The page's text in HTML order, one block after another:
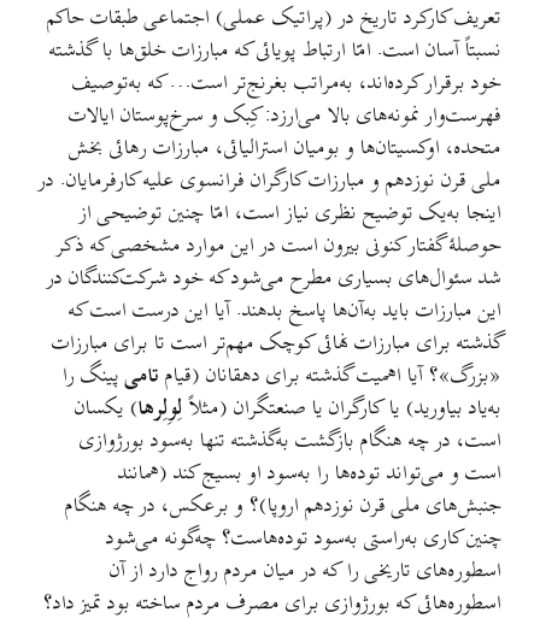
تعریف کارکرد تاریخ در (پراتیک عملی) اجتماعی طبقات حاکم
نسبتاً آسان است. امّا ارتباط پویائی که مبارزات خلق‌ها با گذشته
خود برقرار کرده‌اند، به‌مراتب بغرنج‌تر است… که به‌توصیف
فهرست‌وار نمونه‌های بالا می‌ارزد: کِبک و سرخ‌پوستان ایالات
متحده، اوکسیتان‌ها و بومیان استرالیائی، مبارزات رهائی بخش
ملی قرن نوزدهم و مبارزات کارگران فرانسوی علیه کارفرمایان. در
اینجا به‌یک توضیح نظری نیاز است، امّا چنین توضیحی از
حوصلهٔ گفتار کنونی بیرون است در این موارد مشخصی که ذکر
شد سئوال‌های بسیاری مطرح می‌شود که خود شرکت‌کنندگان در
این مبارزات باید به‌آن‌ها پاسخ بدهند. آیا این درست است که
گذشته برای مبارزات نهائی کوچک مهم‌تر است تا برای مبارزات
«بزرگ»؟ آیا اهمیت گذشته برای دهقانان (قیام تامیپینگ را
به‌یاد بیاورید) یا کارگران یا صنعتگران (مثلاًلِوِلِرها) یکسان
است، در چه هنگام بازگشت به‌گذشته تنها به‌سود بورژوازی
است و می‌تواند توده‌ها را به‌سود او بسیج کند (همانند
جنبش‌های ملی قرن نوزدهم اروپا)؟ و برعکس، در چه هنگام
چنین کاری به‌راستی به‌سود توده‌هاست؟ چه‌گونه می‌شود
اسطوره‌های تاریخی را که در میان مردم رواج دارد از آن
اسطوره‌هائی که بورژوازی برای مصرف مردم ساخته بود تمیز داد؟